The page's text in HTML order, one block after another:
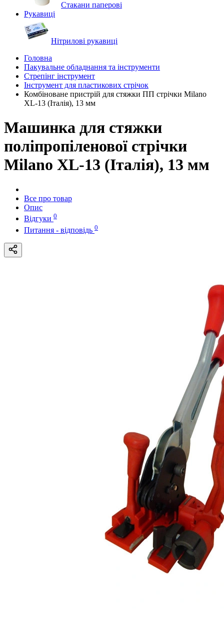
Стакани паперові
Рукавиці
Нітрилові рукавиці
Головна
Пакувальне обладнання та інструменти
Стрепінг інструмент
Інструмент для пластикових стрічок
Комбіноване пристрій для стяжки ПП стрічки Milano
XL-13 (Італія), 13 мм
Машинка для стяжки
поліпропіленової стрічки
Milano XL-13 (Італія), 13 мм
Все про товар
Опис
Відгуки 0
Питання - відповідь 0